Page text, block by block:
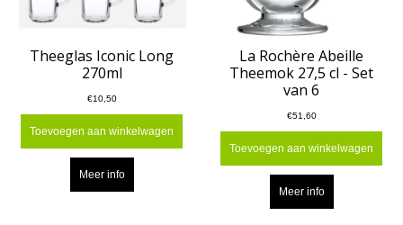
Theeglas Iconic Long
270ml
€10,50
Toevoegen aan winkelwagen
Meer info
La Rochère Abeille
Theemok 27,5 cl - Set
van 6
€51,60
Toevoegen aan winkelwagen
Meer info